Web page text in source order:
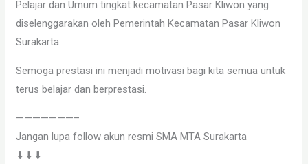
Pelajar dan Umum tingkat kecamatan Pasar Kliwon yang
diselenggarakan oleh Pemerintah Kecamatan Pasar Kliwon
Surakarta.
Semoga prestasi ini menjadi motivasi bagi kita semua untuk
terus belajar dan berprestasi.
———————–
Jangan lupa follow akun resmi SMA MTA Surakarta
⬇⬇⬇